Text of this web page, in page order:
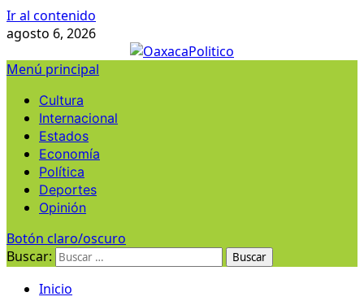
Ir al contenido
agosto 6, 2026
Menú principal
Cultura
Internacional
Estados
Economía
Política
Deportes
Opinión
Botón claro/oscuro
Buscar:
Inicio